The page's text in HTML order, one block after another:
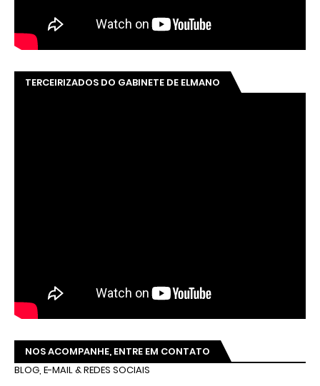
TERCEIRIZADOS DO GABINETE DE ELMANO
NOS ACOMPANHE, ENTRE EM CONTATO
BLOG, E-MAIL & REDES SOCIAIS